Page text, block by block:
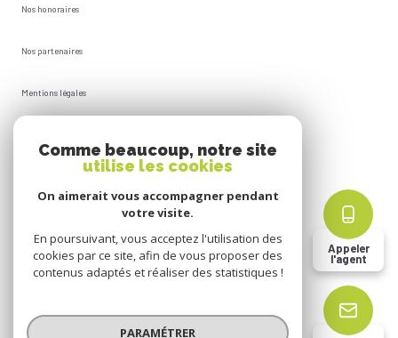
Appeler
l'agent
Nos honoraires
Nos partenaires
Mentions légales
Cookies
© 2026 | Tous droits réservés
Comme beaucoup, notre site
utilise les cookies
On aimerait vous accompagner pendant
votre visite.
En poursuivant, vous acceptez l'utilisation des
cookies par ce site, afin de vous proposer des
contenus adaptés et réaliser des statistiques !
PARAMÉTRER